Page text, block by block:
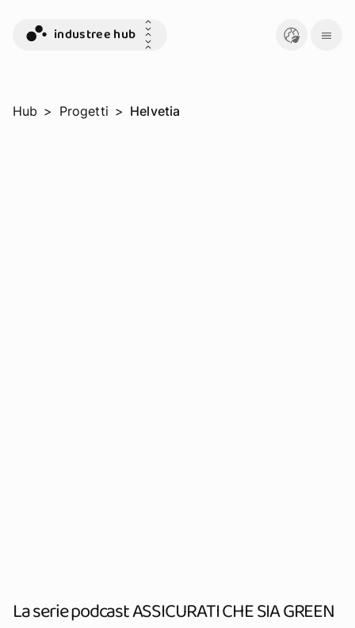
industree hub
Hub > Progetti > Helvetia
La serie podcast ASSICURATI CHE SIA GREEN